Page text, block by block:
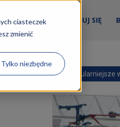
ciasteczek
zmienić
Tylko niezbędne
ZALOGUJ SIĘ
Najpopularniejsze